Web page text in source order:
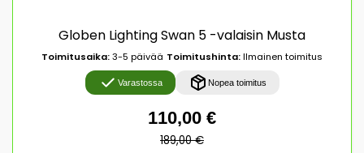
Globen Lighting Swan 5 -valaisin Musta
Toimitusaika:3-5 päivää Toimitushinta:Ilmainen toimitus
Varastossa Nopea toimitus
110,00 €
189,00 €